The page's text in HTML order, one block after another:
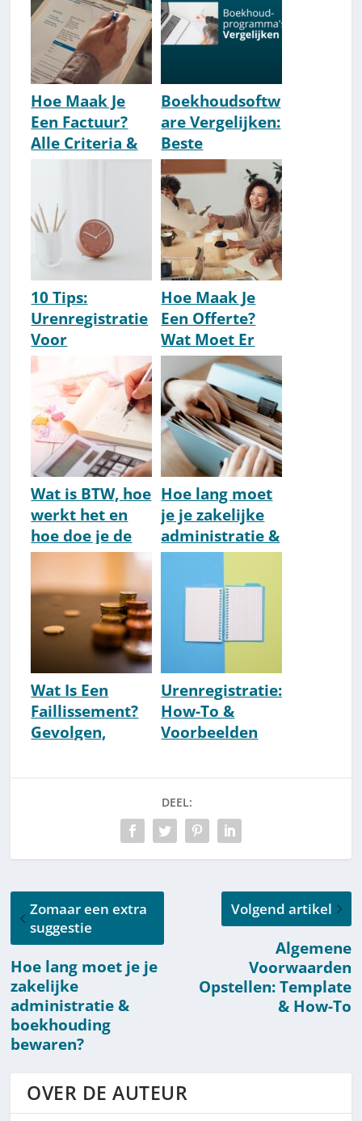
Hoe Maak Je
Een Factuur?
Alle Criteria &
Template [2026]
Boekhoudsoftw
are Vergelijken:
Beste
Pakketten
10 Tips:
Urenregistratie
Voor
Ondernemers /
ZZP-ers [Met
Voorbeeld]
Hoe Maak Je
Een Offerte?
Wat Moet Er
Allemaal In?
[2026]
Wat is BTW, hoe
werkt het en
hoe doe je de
aangifte?
Hoe lang moet
je je zakelijke
administratie &
boekhouding
Wat Is Een
Faillissement?
Gevolgen,
Voorkomen
Urenregistratie:
How-To &
Voorbeelden
DEEL:
Zomaar een extra
suggestie
Hoe lang moet je je
zakelijke
administratie &
boekhouding
bewaren?
Volgend artikel
Algemene
Voorwaarden
Opstellen: Template
& How-To
OVER DE AUTEUR